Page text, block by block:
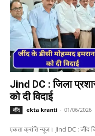
Jind DC : जिला
को दी विदाई
जींद ekta kranti - 01/06/2026
एकता क्रांति न्यूज। Jind DC : जींद